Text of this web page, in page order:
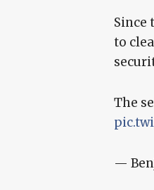
Since
to
The